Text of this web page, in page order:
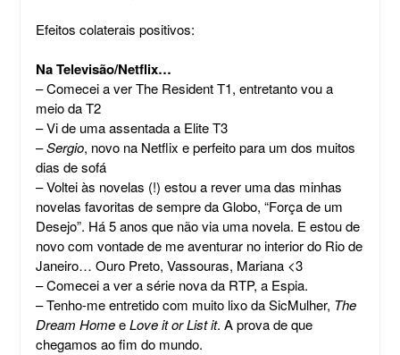
Efeitos colaterais positivos:
Na Televisão/Netflix…
– Comecei a ver The Resident T1, entretanto vou a
meio da T2
– Vi de uma assentada a Elite T3
–Sergio, novo na Netflix e perfeito para um dos muitos
dias de sofá
– Voltei às novelas (!) estou a rever uma das minhas
novelas favoritas de sempre da Globo, “Força de um
Desejo”. Há 5 anos que não via uma novela. E estou de
novo com vontade de me aventurar no interior do Rio de
Janeiro… Ouro Preto, Vassouras, Mariana <3
– Comecei a ver a série nova da RTP, a Espia.
– Tenho-me entretido com muito lixo da SicMulher, The
Dream HomeeLove it or List it. A prova de que
chegamos ao fim do mundo.